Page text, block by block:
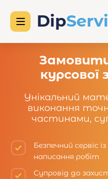
курсової
Унікальний
виконання
частинами,
Безпечний сервіс
написання робіт
Супровід до